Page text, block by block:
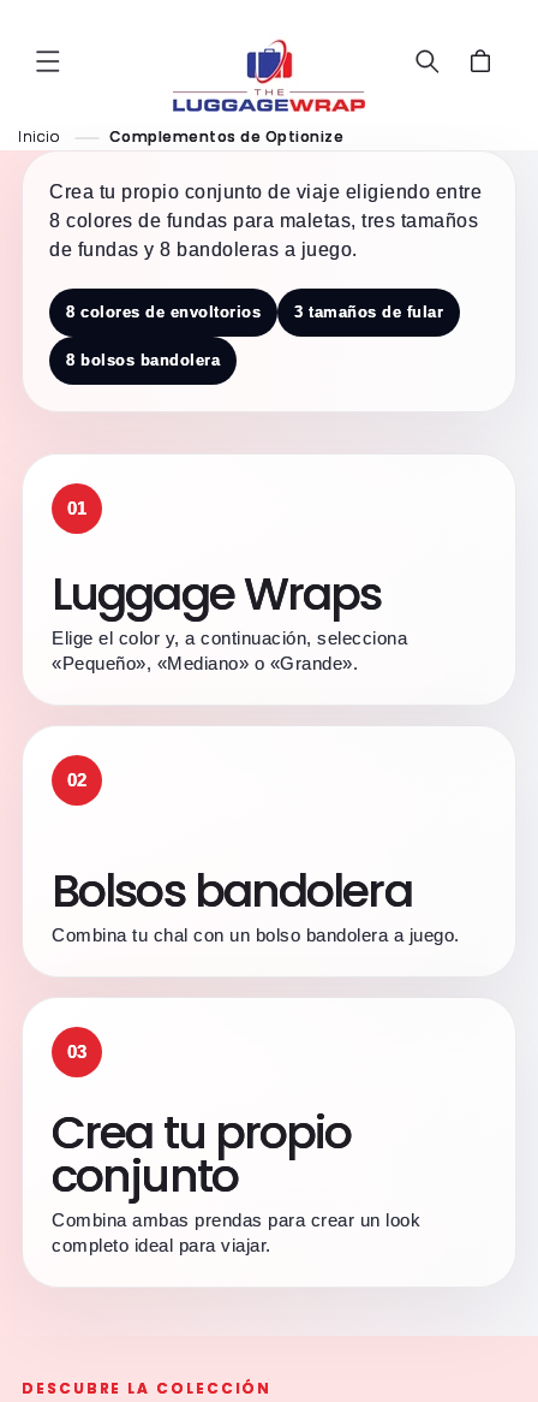
Carrito
Inicio Complementos de Optionize
Crea tu propio conjunto de viaje eligiendo entre
8 colores de fundas para maletas, tres tamaños
de fundas y 8 bandoleras a juego.
8 colores de envoltorios 3 tamaños de fular
8 bolsos bandolera
01
Luggage Wraps
Elige el color y, a continuación, selecciona
«Pequeño», «Mediano» o «Grande».
02
Bolsos bandolera
Combina tu chal con un bolso bandolera a juego.
03
Crea tu propio
conjunto
Combina ambas prendas para crear un look
completo ideal para viajar.
DESCUBRE LA COLECCIÓN